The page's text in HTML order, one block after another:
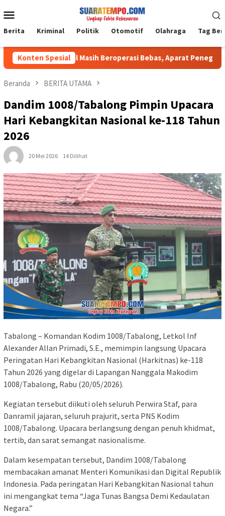
ke
kontenMobile
Berita Kriminal Politik Otomotif Olahraga Tag
Konten Spesial
C Ilegal Masih Beroperasi Bebas, Aparat Penegak Hukum
Beranda BERITA UTAMA
Dandim 1008/Tabalong Pimpin Upacara
Hari Kebangkitan Nasional ke-118 Tahun
2026
20 Mei 2026 14 Dilihat
Tabalong – Komandan Kodim 1008/Tabalong, Letkol Inf
Alexander Allan Primadi, S.E., memimpin langsung Upacara
Peringatan Hari Kebangkitan Nasional (Harkitnas) ke-118
Tahun 2026 yang digelar di Lapangan Nanggala Makodim
1008/Tabalong, Rabu (20/05/2026).
Kegiatan tersebut diikuti oleh seluruh Perwira Staf, para
Danramil jajaran, seluruh prajurit, serta PNS Kodim
1008/Tabalong. Upacara berlangsung dengan penuh khidmat,
tertib, dan sarat semangat nasionalisme.
Dalam kesempatan tersebut, Dandim 1008/Tabalong
membacakan amanat Menteri Komunikasi dan Digital Republik
Indonesia. Pada peringatan Hari Kebangkitan Nasional tahun
ini mengangkat tema “Jaga Tunas Bangsa Demi Kedaulatan
Negara.”